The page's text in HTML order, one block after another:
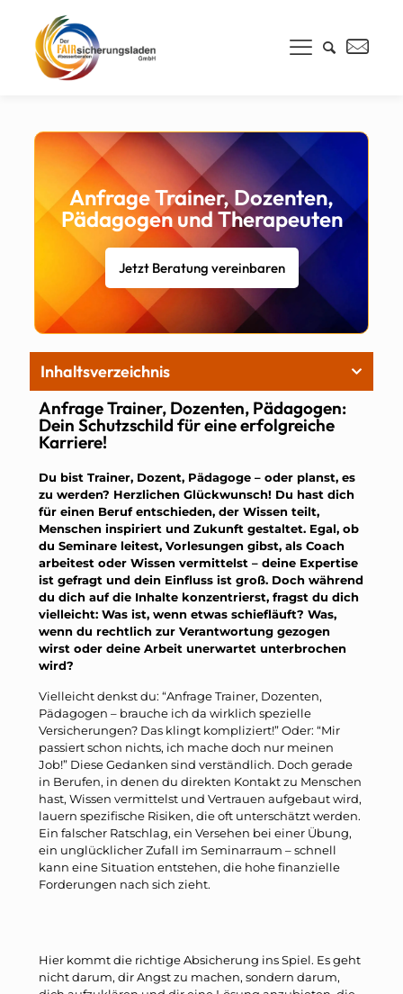
Anfrage Trainer, Dozenten,
Pädagogen und Therapeuten
Jetzt Beratung vereinbaren
Anfrage Trainer, Dozenten, Pädagogen:
Dein Schutzschild für eine erfolgreiche
Karriere!
Du bist Trainer, Dozent, Pädagoge – oder planst, es
zu werden? Herzlichen Glückwunsch! Du hast dich
für einen Beruf entschieden, der Wissen teilt,
Menschen inspiriert und Zukunft gestaltet. Egal, ob
du Seminare leitest, Vorlesungen gibst, als Coach
arbeitest oder Wissen vermittelst – deine Expertise
ist gefragt und dein Einfluss ist groß. Doch während
du dich auf die Inhalte konzentrierst, fragst du dich
vielleicht: Was ist, wenn etwas schiefläuft? Was,
wenn du rechtlich zur Verantwortung gezogen
wirst oder deine Arbeit unerwartet unterbrochen
wird?
Vielleicht denkst du: “Anfrage Trainer, Dozenten,
Pädagogen – brauche ich da wirklich spezielle
Versicherungen? Das klingt kompliziert!” Oder: “Mir
passiert schon nichts, ich mache doch nur meinen
Job!” Diese Gedanken sind verständlich. Doch gerade
in Berufen, in denen du direkten Kontakt zu Menschen
hast, Wissen vermittelst und Vertrauen aufgebaut wird,
lauern spezifische Risiken, die oft unterschätzt werden.
Ein falscher Ratschlag, ein Versehen bei einer Übung,
ein unglücklicher Zufall im Seminarraum – schnell
kann eine Situation entstehen, die hohe finanzielle
Forderungen nach sich zieht.
Inhaltsverzeichnis
Hier kommt die richtige Absicherung ins Spiel. Es geht
nicht darum, dir Angst zu machen, sondern darum,